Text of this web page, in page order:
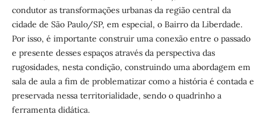
condutor as transformações urbanas da região central da
cidade de São Paulo/SP, em especial, o Bairro da Liberdade.
Por isso, é importante construir uma conexão entre o passado
e presente desses espaços através da perspectiva das
rugosidades, nesta condição, construindo uma abordagem em
sala de aula a fim de problematizar como a história é contada e
preservada nessa territorialidade, sendo o quadrinho a
ferramenta didática.